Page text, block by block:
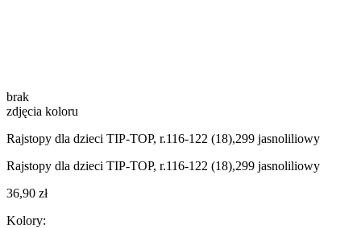
brak
zdjęcia koloru
Rajstopy dla dzieci TIP-TOP, r.116-122 (18),299 jasnoliliowy
Rajstopy dla dzieci TIP-TOP, r.116-122 (18),299 jasnoliliowy
36,90 zł
Kolory: